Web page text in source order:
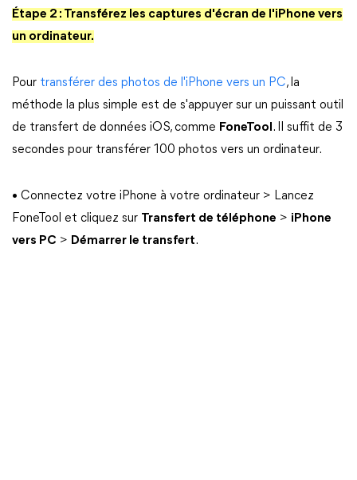
Étape 2 : Transférez les captures d'écran de l'iPhone vers
un ordinateur.
Pour transférer des photos de l'iPhone vers un PC, la
méthode la plus simple est de s'appuyer sur un puissant outil
de transfert de données iOS, comme FoneTool . Il suffit de 3
secondes pour transférer 100 photos vers un ordinateur.
• Connectez votre iPhone à votre ordinateur > Lancez
FoneTool et cliquez sur Transfert de téléphone > iPhone
vers PC > Démarrer le transfert.